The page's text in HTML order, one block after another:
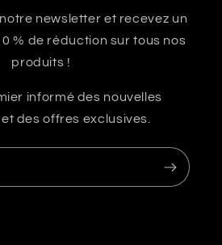
newsletter et recevez un
% de réduction sur tous nos
produits !
informé des nouvelles
des offres exclusives.